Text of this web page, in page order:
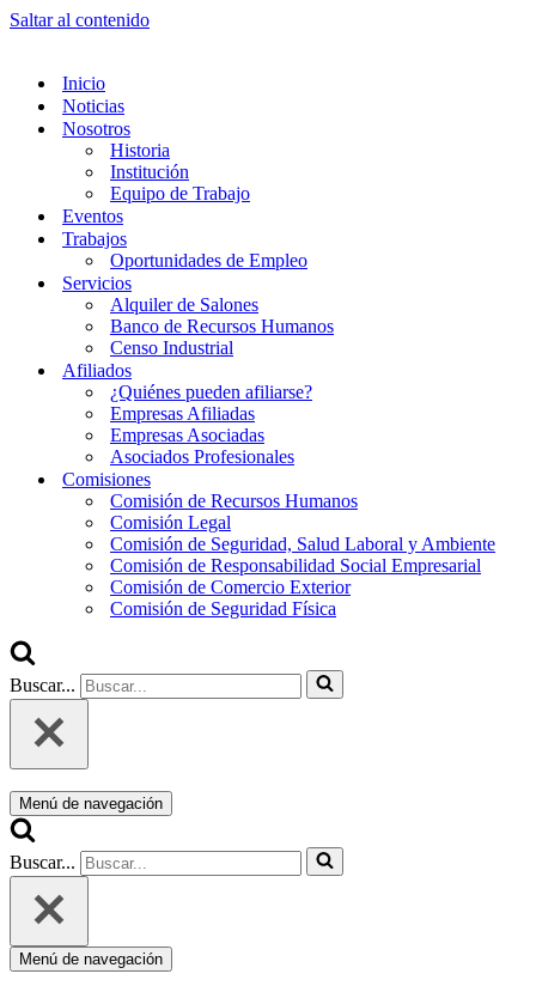
Saltar al contenido
Inicio
Noticias
Nosotros
Historia
Institución
Equipo de Trabajo
Eventos
Trabajos
Oportunidades de Empleo
Servicios
Alquiler de Salones
Banco de Recursos Humanos
Censo Industrial
Afiliados
¿Quiénes pueden afiliarse?
Empresas Afiliadas
Empresas Asociadas
Asociados Profesionales
Comisiones
Comisión de Recursos Humanos
Comisión Legal
Comisión de Seguridad, Salud Laboral y Ambiente
Comisión de Responsabilidad Social Empresarial
Comisión de Comercio Exterior
Comisión de Seguridad Física
Buscar...
Menú de navegación
Buscar...
Menú de navegación